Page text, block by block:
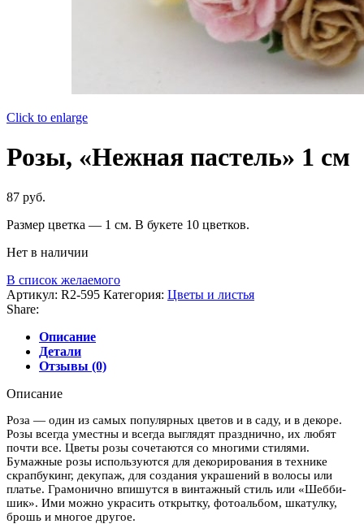
Click to enlarge
Розы, «Нежная пастель» 1 см
87 руб.
Размер цветка — 1 см. В букете 10 цветков.
Нет в наличии
В список желаемого
Артикул: R2-595 Категория: Цветы и листья
Share:
Описание
Детали
Отзывы (0)
Описание
Роза — один из самых популярных цветов и в саду, и в декоре.
Розы всегда уместны и всегда выглядят празднично, их любят
почти все. Цветы розы сочетаются со многими стилями.
Бумажные розы используются для декорирования в технике
скрапбукинг, декупаж, для создания украшений в волосы или
платье. Грамонично впишутся в винтажный стиль или «Шебби-
шик». Ими можно украсить открытку, фотоальбом, шкатулку,
брошь и многое другое.